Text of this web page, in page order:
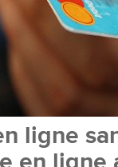
ligne